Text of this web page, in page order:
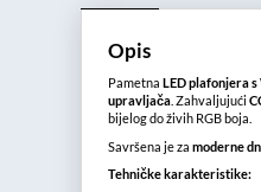
Opis
PametnaLED plafonjera
upravljača . Zahvaljujući
bijelog do živih RGB boja.
Savršena je zamoderne
Tehničke karakteristike: